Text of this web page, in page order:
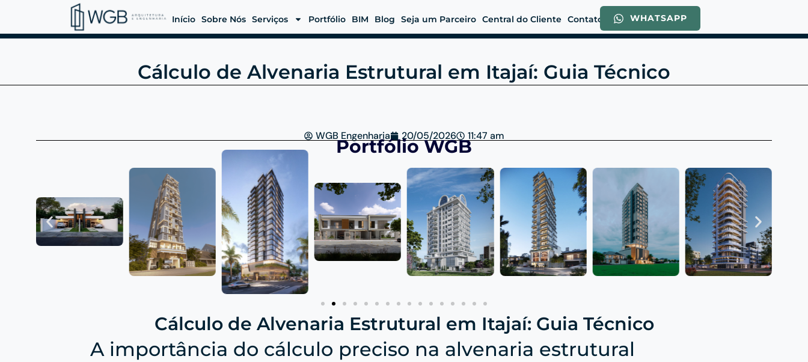
Início Sobre Nós Serviços Portfólio BIM Blog Seja um Parceiro Central do Cliente Contato WHATSAPP
Cálculo de Alvenaria Estrutural em Itajaí: Guia Técnico
WGB Engenharia 20/05/2026 11:47 am
Portfólio WGB
Cálculo de Alvenaria Estrutural em Itajaí: Guia Técnico
A importância do cálculo preciso na alvenaria estrutural